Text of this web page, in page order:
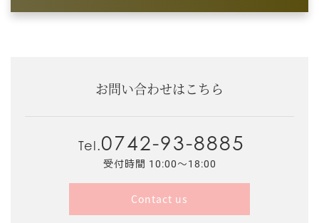
お問い合わせはこちら
Tel.0742-93-8885
受付時間 10:00～18:00
Contact us